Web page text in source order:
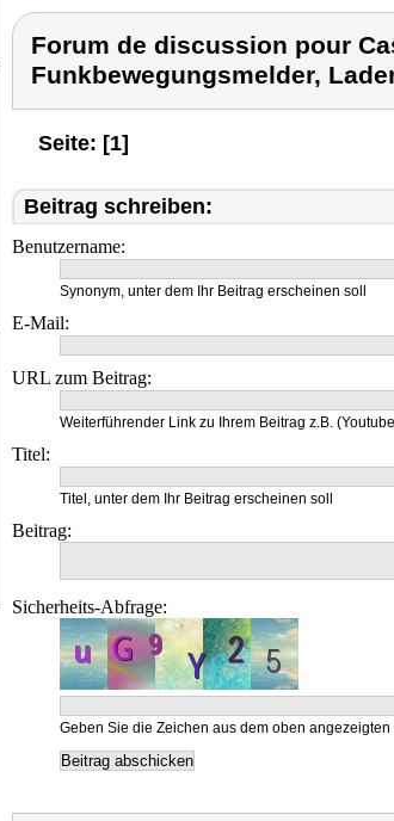
Forum de discussion pour
Funkbewegungsmelder,
Seite: [1]
Beitrag schreiben:
Benutzername:
Synonym, unter dem Ihr Beitrag erscheinen soll
E-Mail:
URL zum Beitrag:
Weiterführender Link zu Ihrem Beitrag z.B.
Titel:
Titel, unter dem Ihr Beitrag erscheinen soll
Beitrag:
Sicherheits-Abfrage:
Geben Sie die Zeichen aus dem oben angezeigten